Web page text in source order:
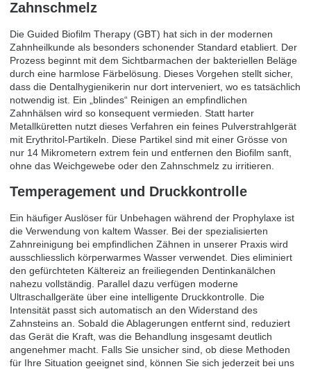
Zahnschmelz
Die Guided Biofilm Therapy (GBT) hat sich in der modernen
Zahnheilkunde als besonders schonender Standard etabliert. Der
Prozess beginnt mit dem Sichtbarmachen der bakteriellen Beläge
durch eine harmlose Färbelösung. Dieses Vorgehen stellt sicher,
dass die Dentalhygienikerin nur dort interveniert, wo es tatsächlich
notwendig ist. Ein „blindes“ Reinigen an empfindlichen
Zahnhälsen wird so konsequent vermieden. Statt harter
Metallküretten nutzt dieses Verfahren ein feines Pulverstrahlgerät
mit Erythritol-Partikeln. Diese Partikel sind mit einer Grösse von
nur 14 Mikrometern extrem fein und entfernen den Biofilm sanft,
ohne das Weichgewebe oder den Zahnschmelz zu irritieren.
Temperagement und Druckkontrolle
Ein häufiger Auslöser für Unbehagen während der Prophylaxe ist
die Verwendung von kaltem Wasser. Bei der spezialisierten
Zahnreinigung bei empfindlichen Zähnen in unserer Praxis wird
ausschliesslich körperwarmes Wasser verwendet. Dies eliminiert
den gefürchteten Kältereiz an freiliegenden Dentinkanälchen
nahezu vollständig. Parallel dazu verfügen moderne
Ultraschallgeräte über eine intelligente Druckkontrolle. Die
Intensität passt sich automatisch an den Widerstand des
Zahnsteins an. Sobald die Ablagerungen entfernt sind, reduziert
das Gerät die Kraft, was die Behandlung insgesamt deutlich
angenehmer macht. Falls Sie unsicher sind, ob diese Methoden
für Ihre Situation geeignet sind, können Sie sich jederzeit bei uns